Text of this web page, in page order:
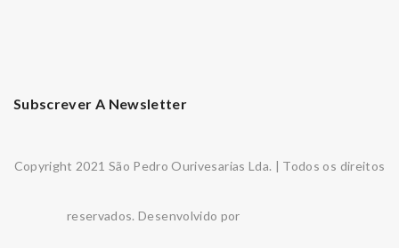
Subscrever A Newsletter
Copyright 2021 São Pedro Ourivesarias Lda. | Todos os direitos
reservados. Desenvolvido por